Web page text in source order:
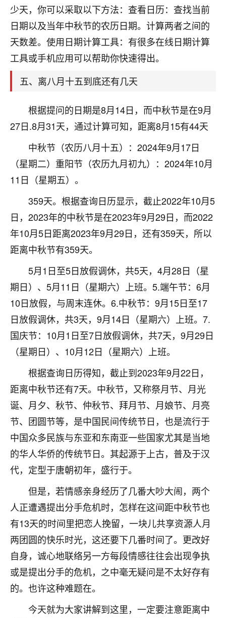
少天，你可以采取以下方法：查看日历：查找当前
日期以及当年中秋节的农历日期。计算两者之间的
天数差。使用日期计算工具：有很多在线日期计算
工具或手机应用可以帮助你快速得出。
五、离八月十五到底还有几天
根据提问的日期是8月14日，而中秋节是在9月
27日.8月31天，通过计算可知，距离8月15有44天
中秋节（农历八月十五）：2024年9月17日
（星期二）重阳节（农历九月初九）：2024年10月
11日（星期五）。
359天。根据查询日历显示，截止2022年10月5
日，2023年的中秋节是在2023年9月29日，而2022
年10月5日距离2023年9月29日，还有359天，所以
距离中秋节有359天。
5月1日至5日放假调休，共5天，4月28日（星
期日）、5月11日（星期六）上班。5.端午节：6月
10日放假，与周末连休。6.中秋节：9月15日至17
日放假调休，共3天，9月14日（星期六）上班。7.
国庆节：10月1日至7日放假调休，共7天，9月29日
（星期日）、10月12日（星期六）上班。
根据查询日历得知，截止到2023年9月22日，
距离中秋节还有7天。中秋节，又称祭月节、月光
诞、月夕、秋节、仲秋节、拜月节、月娘节、月亮
节、团圆节等，是中国民间传统节日，也是流行于
中国众多民族与东亚和东南亚一些国家尤其是当地
的华人华侨的传统节日。其起源于上古，普及于汉
代，定型于唐朝初年，盛行于。
但是，若情感亲身经历了几番大吵大闹，两个
人正遭遇提出分手危机时，怎样在这间距中秋节也
有13天的时间里把恋人挽留，一块儿共享资源人月
两团圆的快乐时光，这还要下几番时间了。更改好
自身，诚心地联络另一方每段情感往往会出现争执
或是提出分手的危机，之中毫无疑问是不太好存有
的。也许这种难题在。
今天就为大家讲解到这里，一定要注意距离中
3小时前 来自河北 16
付深
我是公司人事调整，有升迁机会，但同时竞争的我们
三个，找老师的时候是抱着侥幸心理，没想到老师看
着我晋升有望，我半信半疑的按照老师建议，做了化
太岁还有一个发钱粮，本来年前的人事调整，拖到年
职第一个就是我，职务无所谓，主要是底薪加了
3000，非常开心，无论如何，感恩感谢！🙏🏻
鹿森：恭喜升职加薪！！，请客吗？�
12小时前 来自北京 32
心心相印
我身体不太好，总是病病殃殃的，去检查又没什么大
问题，反正就是不舒服。中医西医看遍了，找不到问
题，后来无意中看到有人推荐慧来老师，跟老师聊过
之后，心情豁然开朗，也听老师建议，处理了一些因
果问题。今年以来，身体比以前好多，主要是心情好
鹿森：是的，其实跟老师聊过之后，最大的感
触，首先就是心态会变好，万般皆是命，半点
不由人！
1天前 来自四川 9
金白水清
我也想找老师看看，有没有人给个联系方式的啊？
鹿森：慧来老师微信：gjsy0624
1天前 来自江西
青春168
我也想要，我也想要！
2天前 来自山西
Jessica李
老师做不做超度法事？我想给我奶奶做超度，她今年
刚去世了。
七零老顽童：我母亲前年离世，刚开始我经常
做梦梦见她，后来也是朋友介绍，找到慧来老
师，安排了超度法事，做梦再也没有梦到过
了，一开始是半信半疑的，图个心安，给亡母
超度，现在看来，人不信也不行。
2天前 来自云南 11